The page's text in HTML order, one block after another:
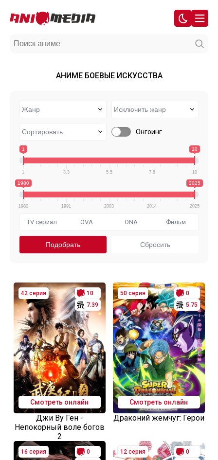
АНИМЕ БОЕВЫЕ ИСКУССТВА
Онгоинг
1 10
1 3.3 5.5 7.8 10
1980 2025
1980 1991 2003 2014 2025
TV сериал OVA ONA Фильм
42 серия
10
7.39
Смотреть онлайн
Джи Ву Ген -
Непокорный воле богов
2
50 серия
0
5.75
Смотреть онлайн
Драконий жемчуг: Герои
16 серия
0
12 серия
0